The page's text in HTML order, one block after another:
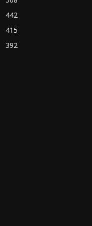
442
415
392